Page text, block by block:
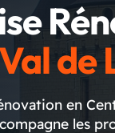
de
en
les